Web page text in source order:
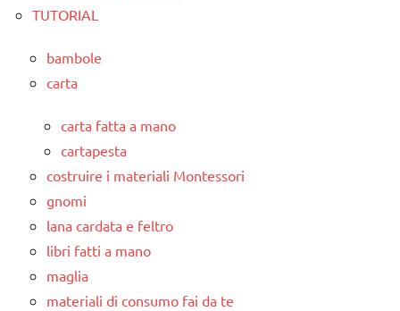
TUTORIAL
bambole
carta
carta fatta a mano
cartapesta
costruire i materiali Montessori
gnomi
lana cardata e feltro
libri fatti a mano
maglia
materiali di consumo fai da te